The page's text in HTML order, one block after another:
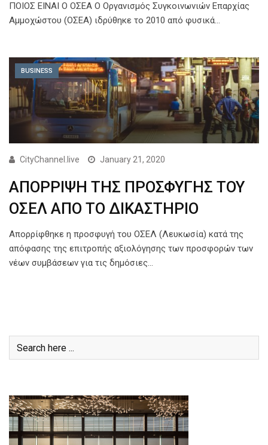
ΠΟΙΟΣ ΕΙΝΑΙ Ο ΟΣΕΑ Ο Οργανισμός Συγκοινωνιών Επαρχίας
Αμμοχώστου (ΟΣΕΑ) ιδρύθηκε το 2010 από φυσικά…
BUSINESS
CityChannel.live January 21, 2020
ΑΠΟΡΡΙΨΗ ΤΗΣ ΠΡΟΣΦΥΓΗΣ ΤΟΥ
ΟΣΕΛ ΑΠΟ ΤΟ ΔΙΚΑΣΤΗΡΙΟ
Απορρίφθηκε η προσφυγή του ΟΣΕΛ (Λευκωσία) κατά της
απόφασης της επιτροπής αξιολόγησης των προσφορών των
νέων συμβάσεων για τις δημόσιες…